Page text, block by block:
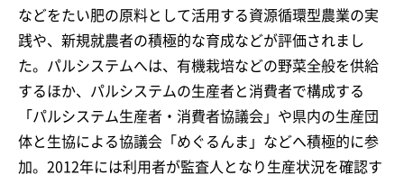
などをたい肥の原料として活用する資源循環型農業の実
践や、新規就農者の積極的な育成などが評価されまし
た。パルシステムへは、有機栽培などの野菜全般を供給
するほか、パルシステムの生産者と消費者で構成する
「パルシステム生産者・消費者協議会」や県内の生産団
体と生協による協議会「めぐるんま」などへ積極的に参
加。2012年には利用者が監査人となり生産状況を確認す